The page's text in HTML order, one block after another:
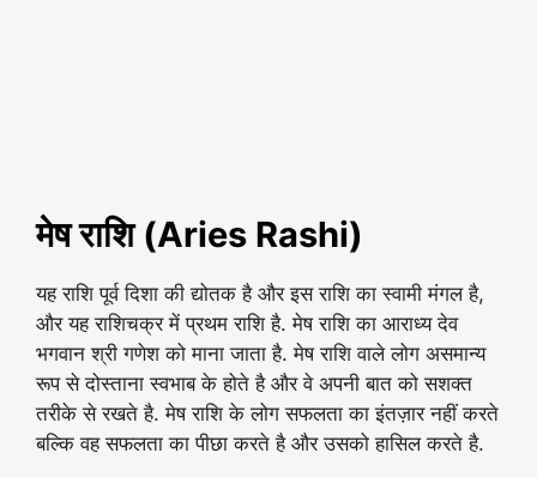
मेष राशि (Aries Rashi)
यह राशि पूर्व दिशा की द्योतक है और इस राशि का स्वामी मंगल है,
और यह राशिचक्र में प्रथम राशि है. मेष राशि का आराध्य देव
भगवान श्री गणेश को माना जाता है. मेष राशि वाले लोग असमान्य
रूप से दोस्ताना स्वभाब के होते है और वे अपनी बात को सशक्त
तरीके से रखते है. मेष राशि के लोग सफलता का इंतज़ार नहीं करते
बल्कि वह सफलता का पीछा करते है और उसको हासिल करते है.